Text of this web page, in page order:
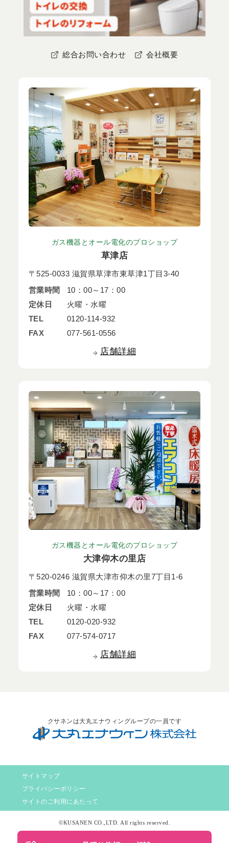
総合お問い合わせ 会社概要
ガス機器とオール電化のプロショップ
草津店
〒525-0033 滋賀県草津市東草津1丁目3-40
営業時間
10：00～17：00
定休日
火曜・水曜
TEL
0120-114-932
FAX
077-561-0556
店舗詳細
ガス機器とオール電化のプロショップ
大津仰木の里店
〒520-0246 滋賀県大津市仰木の里7丁目1-6
営業時間
10：00～17：00
定休日
火曜・水曜
TEL
0120-020-932
FAX
077-574-0717
店舗詳細
クサネンは大丸エナウィングループの一員です
サイトマップ
プライバシーポリシー
サイトのご利用にあたって
©KUSANEN CO.,LTD. All rights reserved.